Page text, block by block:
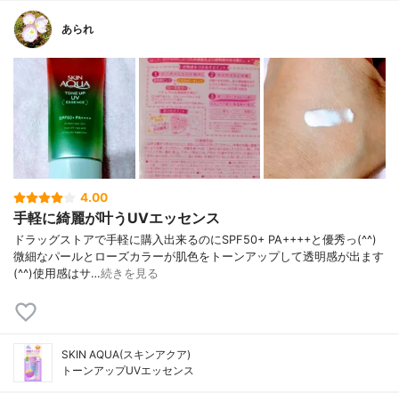
あられ
4.00
手軽に綺麗が叶うUVエッセンス
ドラッグストアで手軽に購入出来るのにSPF50+ PA++++と優秀っ(^^)
微細なパールとローズカラーが肌色をトーンアップして透明感が出ます
(^^)使用感はサ…続きを見る
SKIN AQUA(スキンアクア)
トーンアップUVエッセンス